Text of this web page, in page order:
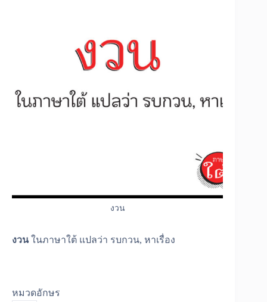
งวน
งวนในภาษาใต้ แปลว่า รบกวน, หาเรื่อง
หมวดอักษร